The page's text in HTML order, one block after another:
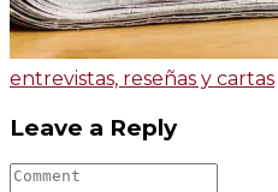
entrevistas, reseñas y cartas
Leave a Reply